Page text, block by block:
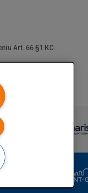
Art. 66 §1 KC.